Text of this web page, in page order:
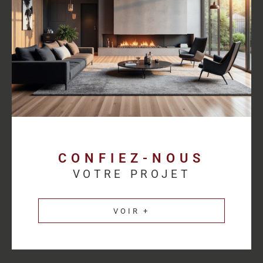
Découvrez lesannonces immobilières professionnelles au
Havreet bénéficiez d’un accompagnement sur mesure pour
concrétiser votre projet.
Une estimation
immobilière précise pour
parfaite connaissance du marché et des spécificités de chaque
secteur d’activité. HM Immo-Pro réalise des estimations fiables
CONFIEZ-NOUS
VOTRE PROJET
VOIR +